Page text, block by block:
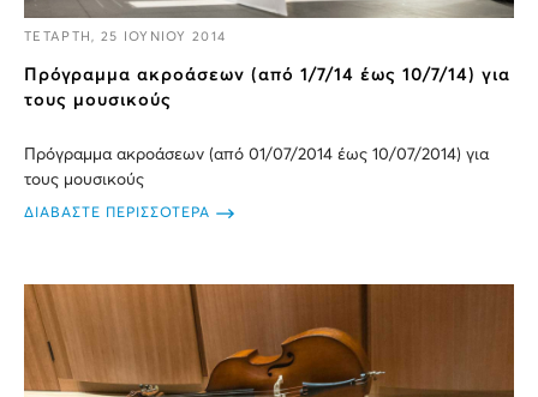
ΤΕΤΑΡΤΗ, 25 ΙΟΥΝΙΟΥ 2014
Πρόγραμμα ακροάσεων (από 1/7/14 έως 10/7/14) για
τους μουσικούς
Πρόγραμμα ακροάσεων (από 01/07/2014 έως 10/07/2014) για
τους μουσικούς
ΔΙΑΒΑΣΤΕ ΠΕΡΙΣΣΟΤΕΡΑ